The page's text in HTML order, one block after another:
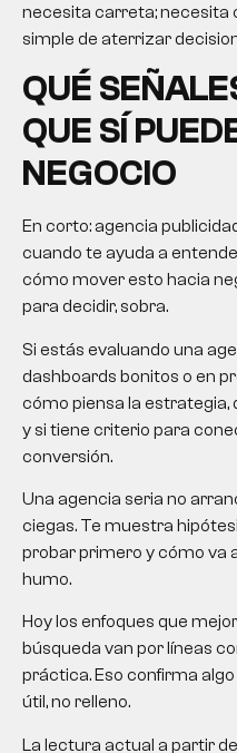
necesita carreta; necesita
simple de aterrizar
QUÉ
QUE SÍ
NEGOCIO
En corto: agencia
cuando te ayuda a
cómo mover esto hacia
para decidir, sobra.
Si estás evaluando una
dashboards bonitos o en
cómo piensa la
y si tiene criterio para
conversión.
Una agencia seria no
ciegas. Te muestra
probar primero y cómo va
humo.
Hoy los enfoques que
búsqueda van por líneas
práctica. Eso confirma
útil, no relleno.
La lectura actual a partir